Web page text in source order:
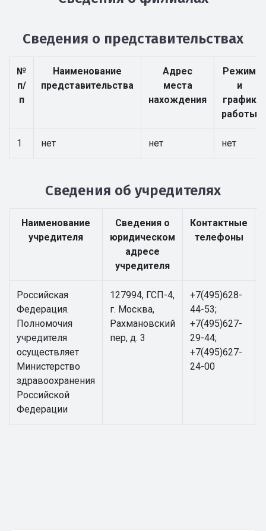
Сведения о представительствах
№
п/
п
Наименование
представительства
Адрес
места
нахождения
Режим
и
график
работы
1 нет нет нет
Сведения об учредителях
Наименование
учредителя
Сведения о
юридическом
адресе
учредителя
Контактные
телефоны
Российская
Федерация.
Полномочия
учредителя
осуществляет
Министерство
здравоохранения
Российской
Федерации
127994, ГСП-4,
г. Москва,
Рахмановский
пер, д. 3
+7(495)628-
44-53;
+7(495)627-
29-44;
+7(495)627-
24-00